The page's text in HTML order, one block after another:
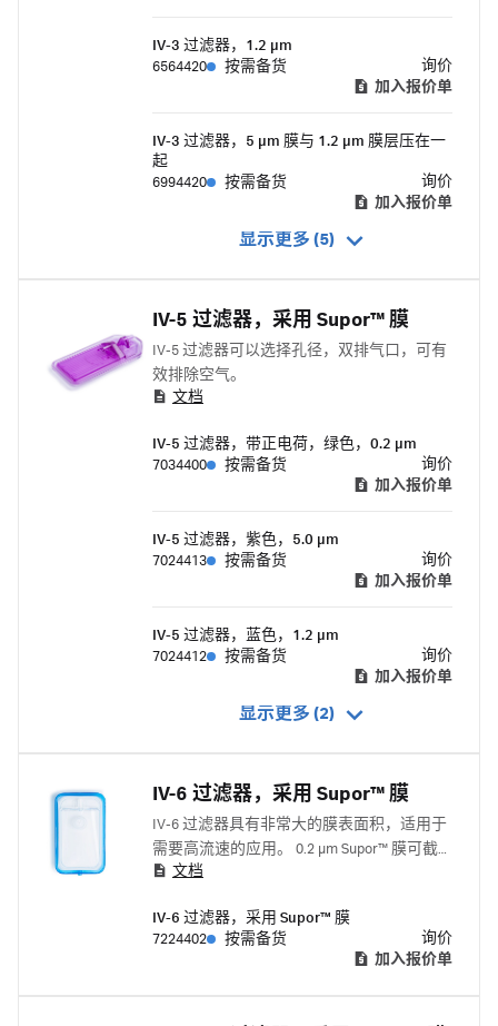
IV-3 过滤器，1.2 μm
6564420
按需备货
询价
加入报价单
IV-3 过滤器，5 μm 膜与 1.2 μm 膜层压在一
起
6994420
按需备货
询价
加入报价单
显示更多 (5)
IV-5 过滤器，采用 Supor™ 膜
IV-5 过滤器可以选择孔径，双排气口，可有
效排除空气。
文档
IV-5 过滤器，带正电荷，绿色，0.2 μm
7034400
按需备货
询价
加入报价单
IV-5 过滤器，紫色，5.0 μm
7024413
按需备货
询价
加入报价单
IV-5 过滤器，蓝色，1.2 μm
7024412
按需备货
询价
加入报价单
显示更多 (2)
IV-6 过滤器，采用 Supor™ 膜
IV-6 过滤器具有非常大的膜表面积，适用于
需要高流速的应用。 0.2 µm Supor™ 膜可截
留缺陷短波单胞菌 低蛋白吸附 Supor™ 膜 去
中不含天然橡胶乳胶、乳胶衍生物、PVC 或
羟基氯乙烯
文档
IV-6 过滤器，采用 Supor™ 膜
7224402
按需备货
询价
加入报价单